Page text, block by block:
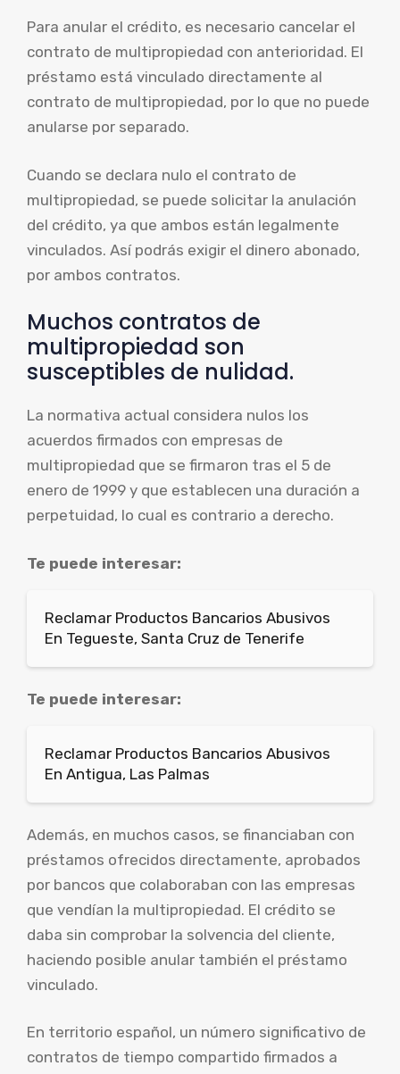
Para anular el crédito, es necesario cancelar el
contrato de multipropiedad con anterioridad. El
préstamo está vinculado directamente al
contrato de multipropiedad, por lo que no puede
anularse por separado.
Cuando se declara nulo el contrato de
multipropiedad, se puede solicitar la anulación
del crédito, ya que ambos están legalmente
vinculados. Así podrás exigir el dinero abonado,
por ambos contratos.
Muchos contratos de
multipropiedad son
susceptibles de nulidad.
La normativa actual considera nulos los
acuerdos firmados con empresas de
multipropiedad que se firmaron tras el 5 de
enero de 1999 y que establecen una duración a
perpetuidad, lo cual es contrario a derecho.
Te puede interesar:
Reclamar Productos Bancarios Abusivos
En Tegueste, Santa Cruz de Tenerife
Te puede interesar:
Reclamar Productos Bancarios Abusivos
En Antigua, Las Palmas
Además, en muchos casos, se financiaban con
préstamos ofrecidos directamente, aprobados
por bancos que colaboraban con las empresas
que vendían la multipropiedad. El crédito se
daba sin comprobar la solvencia del cliente,
haciendo posible anular también el préstamo
vinculado.
En territorio español, un número significativo de
contratos de tiempo compartido firmados a